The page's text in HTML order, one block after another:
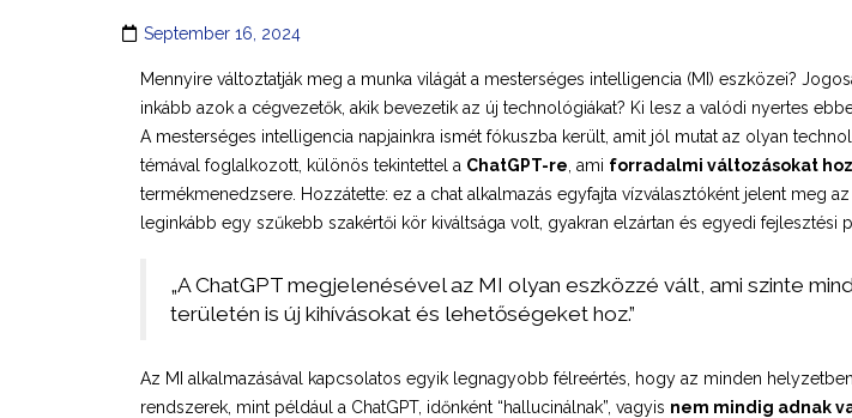
September 16, 2024
Mennyire változtatják meg a munka világát a mesterséges intelligencia (MI) eszközei?
inkább azok a cégvezetők, akik bevezetik az új technológiákat? Ki lesz a valódi nyertes
A mesterséges intelligencia napjainkra ismét fókuszba került, amit jól mutat az olyan
témával foglalkozott, különös tekintettel a ChatGPT-re , ami forradalmi változásokat
termékmenedzsere. Hozzátette: ez a chat alkalmazás egyfajta vízválasztóként jelent meg
leginkább egy szűkebb szakértői kör kiváltsága volt, gyakran elzártan és egyedi fejlesztési
„A ChatGPT megjelenésével az MI olyan eszközzé vált, ami szinte
területén is új kihívásokat és lehetőségeket hoz.”
Az MI alkalmazásával kapcsolatos egyik legnagyobb félreértés, hogy az minden
rendszerek, mint például a ChatGPT, időnként “hallucinálnak”, vagyis nem mindig adnak